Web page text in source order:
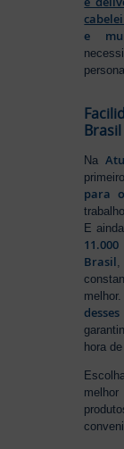
e
Na
para
E
Brasil
hora